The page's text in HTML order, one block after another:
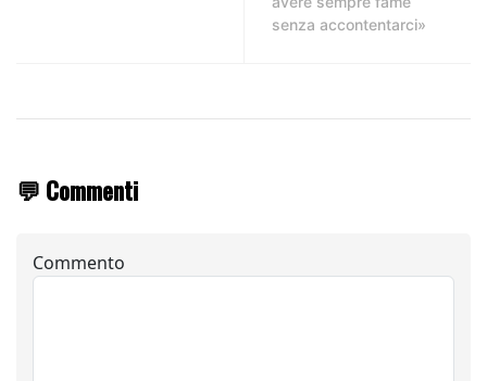
senza accontentarci»
💬 Commenti